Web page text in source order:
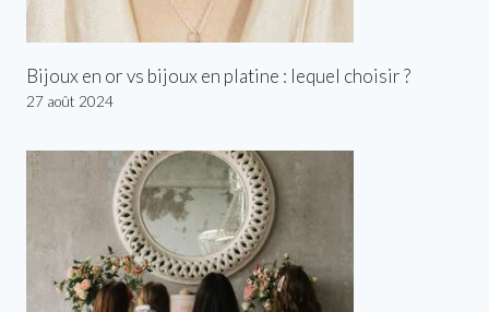
Bijoux en or vs bijoux en platine : lequel choisir ?
27 août 2024